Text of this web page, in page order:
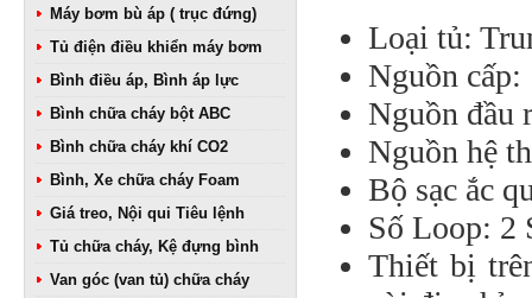
Máy bơm bù áp ( trục đứng)
Tủ điện điều khiển máy bơm
Bình điều áp, Bình áp lực
Bình chữa cháy bột ABC
Bình chữa cháy khí CO2
Bình, Xe chữa cháy Foam
Giá treo, Nội qui Tiêu lệnh
Tủ chữa cháy, Kệ đựng bình
Van góc (van tủ) chữa cháy
Loại tủ:
Nguồn
Nguồn đầu
Nguồn hệ
Bộ sạc ắc
Số Loop: 2
Thiết bị